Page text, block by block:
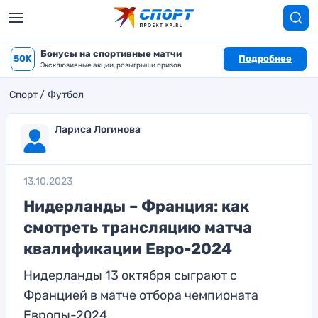
50K Бонусы на спортивные матчи
Эксклюзивные акции, розыгрыши призов
Подробнее
Спорт Футбол
Лариса Логинова
13.10.2023
Нидерланды – Франция: как
смотреть трансляцию матча
квалификации Евро-2024
Нидерланды 13 октября сыграют с
Францией в матче отбора чемпионата